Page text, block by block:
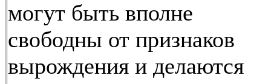
могут быть вполне
свободны от признаков
вырождения и делаются